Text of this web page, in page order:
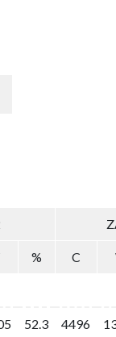
% C
52.3 4496
% C
52.3 4496